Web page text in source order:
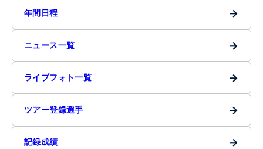
年間日程 →
ニュース一覧 →
ライブフォト一覧 →
ツアー登録選手 →
記録成績 →